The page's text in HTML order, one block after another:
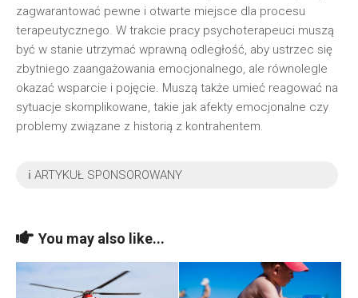
zagwarantować pewne i otwarte miejsce dla procesu
terapeutycznego. W trakcie pracy psychoterapeuci muszą
być w stanie utrzymać wprawną odległość, aby ustrzec się
zbytniego zaangażowania emocjonalnego, ale równolegle
okazać wsparcie i pojęcie. Muszą także umieć reagować na
sytuacje skomplikowane, takie jak afekty emocjonalne czy
problemy związane z historią z kontrahentem.
ℹ️ ARTYKUŁ SPONSOROWANY
You may also like...